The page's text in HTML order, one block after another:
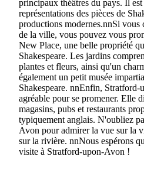
principaux théâtres du pays. Il est
représentations des pièces de
productions modernes.nnSi vous
de la ville, vous pouvez vous
New Place, une belle propriété
Shakespeare. Les jardins
plantes et fleurs, ainsi qu'un
également un petit musée
Shakespeare. nnEnfin,
agréable pour se promener. Elle
magasins, pubs et restaurants
typiquement anglais. N'oubliez
Avon pour admirer la vue sur la
sur la rivière. nnNous espérons
visite à Stratford-upon-Avon !